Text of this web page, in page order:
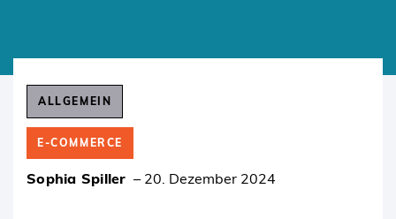
ALLGEMEIN
E-COMMERCE
Sophia Spiller –20. Dezember 2024